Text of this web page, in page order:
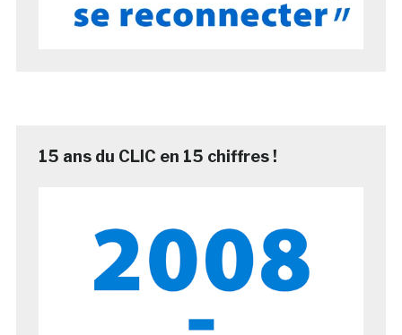
15 ans du CLIC en 15 chiffres !